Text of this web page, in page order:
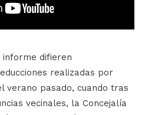
informe difieren
realizadas por
verano pasado, cuando tras
vecinales, la Concejalía